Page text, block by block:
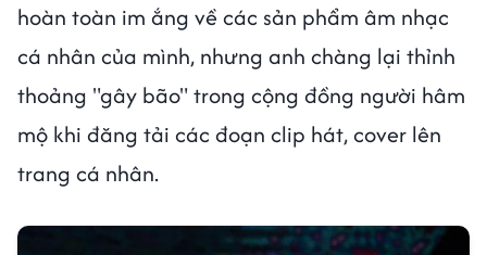
hoàn toàn im ắng về các sản phẩm âm nhạc
cá nhân của mình, nhưng anh chàng lại thỉnh
thoảng "gây bão" trong cộng đồng người hâm
mộ khi đăng tải các đoạn clip hát, cover lên
trang cá nhân.